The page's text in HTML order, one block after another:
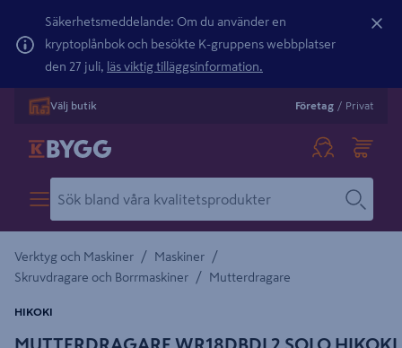
Säkerhetsmeddelande: Om du använder en
kryptoplånbok och besökte K-gruppens webbplatser
den 27 juli, läs viktig tilläggsinformation.
Välj butik Företag / Privat
Verktyg och Maskiner / Maskiner /
Skruvdragare och Borrmaskiner / Mutterdragare
MUTTERDRAGARE WR18DBDL2 SOLO HIKOKI
HIKOKI